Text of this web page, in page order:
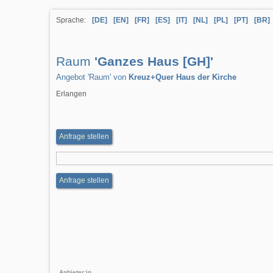
Sprache: [DE] [EN] [FR] [ES] [IT] [NL] [PL] [PT] [BR]
Raum 'Ganzes Haus [GH]'
Angebot 'Raum' von Kreuz+Quer Haus der Kirche
Erlangen
Anfrage stellen
Anfrage stellen